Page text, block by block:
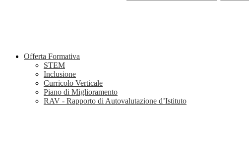
Offerta Formativa
STEM
Inclusione
Curricolo Verticale
Piano di Miglioramento
RAV - Rapporto di Autovalutazione d’Istituto